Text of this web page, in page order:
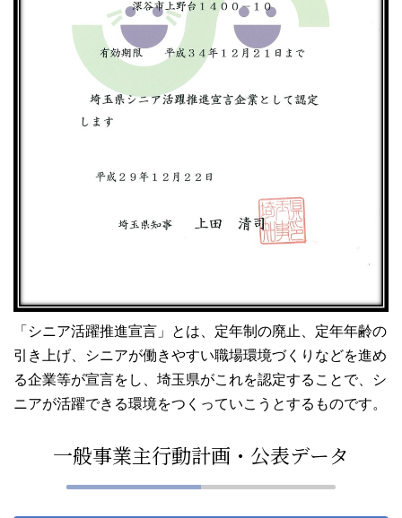
「シニア活躍推進宣言」とは、定年制の廃止、定年年齢の
引き上げ、シニアが働きやすい職場環境づくりなどを進め
る企業等が宣言をし、埼玉県がこれを認定することで、シ
ニアが活躍できる環境をつくっていこうとするものです。
一般事業主行動計画・公表データ